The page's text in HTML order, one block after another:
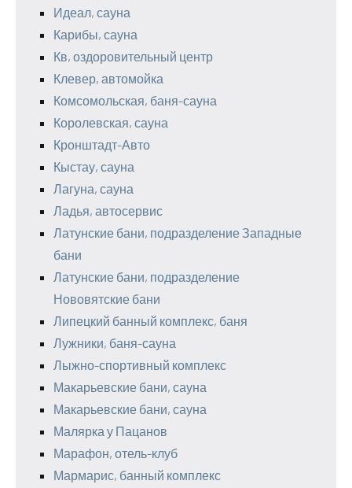
Идеал, сауна
Карибы, сауна
Кв, оздоровительный центр
Клевер, автомойка
Комсомольская, баня-сауна
Королевская, сауна
Кронштадт-Авто
Кыстау, сауна
Лагуна, сауна
Ладья, автосервис
Латунские бани, подразделение Западные
бани
Латунские бани, подразделение
Нововятские бани
Липецкий банный комплекс, баня
Лужники, баня-сауна
Лыжно-спортивный комплекс
Макарьевские бани, сауна
Макарьевские бани, сауна
Малярка у Пацанов
Марафон, отель-клуб
Мармарис, банный комплекс